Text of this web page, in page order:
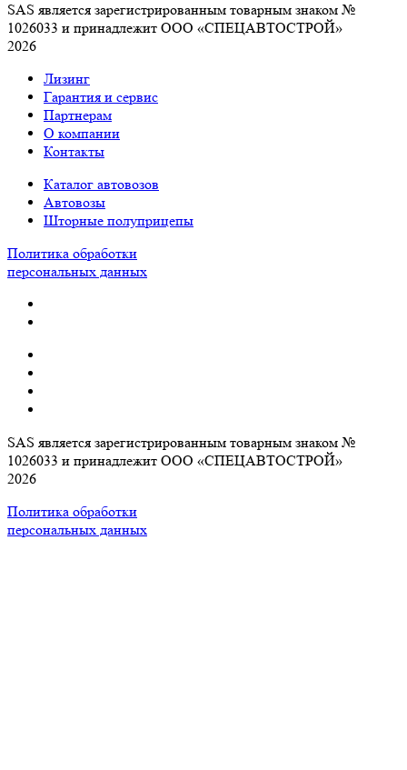
SAS является зарегистрированным товарным знаком №
1026033 и принадлежит ООО «СПЕЦАВТОСТРОЙ»
2026
Лизинг
Гарантия и сервис
Партнерам
О компании
Контакты
Каталог автовозов
Автовозы
Шторные полуприцепы
Политика обработки
персональных данных
SAS является зарегистрированным товарным знаком №
1026033 и принадлежит ООО «СПЕЦАВТОСТРОЙ»
2026
Политика обработки
персональных данных